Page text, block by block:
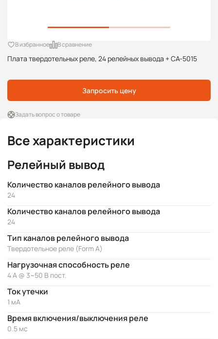
Плата твердотельных реле, 24 релейных вывода + CA-5015
В избранное В сравнение
Запросить цену
Задать вопрос о товаре
Все характеристики
Релейный вывод
Количество каналов релейного вывода
24
Количество каналов релейного вывода
24
Тип каналов релейного вывода
Твердотельное реле (Form A)
Нагрузочная способность реле
4 А @ 3~50 В пост.
Ток утечки
1 мА
Время включения/выключения реле
0.5 мс